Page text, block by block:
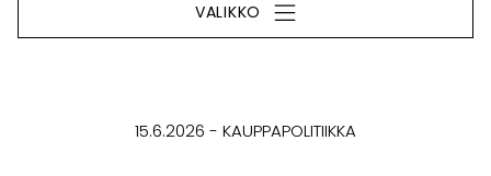
VALIKKO
15.6.2026 KAUPPAPOLITIIKKA